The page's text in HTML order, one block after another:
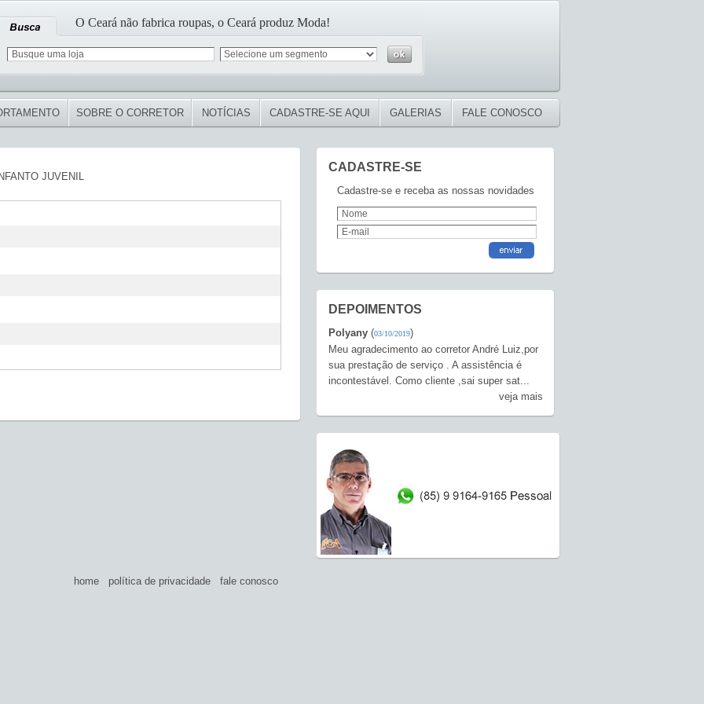
O Ceará não fabrica roupas, o Ceará produz Moda!
SOBRE O CORRETOR NOTÍCIAS CADASTRE-SE AQUI GALERIAS FALE CONOSCO
JUVENIL
CADASTRE-SE
Cadastre-se e receba as nossas novidades
DEPOIMENTOS
Polyany (03/10/2019)
Meu agradecimento ao corretor André Luiz,por
sua prestação de serviço . A assistência é
incontestável. Como cliente ,sai super sat...
veja mais
home política de privacidade fale conosco